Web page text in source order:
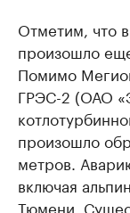
Отметим, что
произошло
Помимо
ГРЭС-2 (ОАО
произошло
метров.
включая
Тюмени.